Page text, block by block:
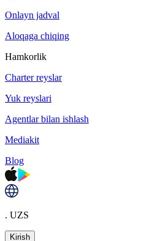
Onlayn jadval
Aloqaga chiqing
Hamkorlik
Charter reyslar
Yuk reyslari
Agentlar bilan ishlash
Mediakit
Blog
. UZS
Kirish